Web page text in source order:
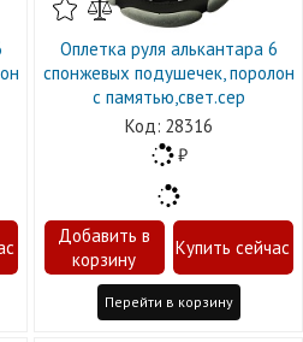
Оплетка руля алькантара 6
спонжевых подушечек, поролон
с памятью,свет.сер
28316
Перейти в корзину